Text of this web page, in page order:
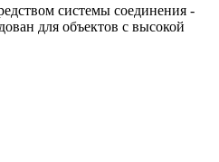
системы соединения -
для объектов с высокой